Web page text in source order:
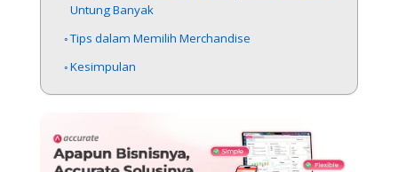
Untung Banyak
Tips dalam Memilih Merchandise
Kesimpulan